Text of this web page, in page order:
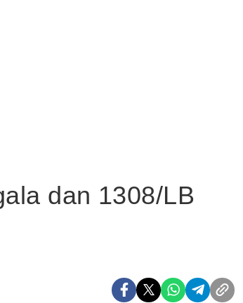
dan 1308/LB